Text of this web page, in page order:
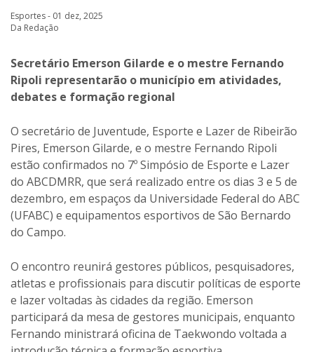
Esportes - 01 dez, 2025
Da Redação
Secretário Emerson Gilarde e o mestre Fernando
Ripoli representarão o município em atividades,
debates e formação regional
O secretário de Juventude, Esporte e Lazer de Ribeirão
Pires, Emerson Gilarde, e o mestre Fernando Ripoli
estão confirmados no 7º Simpósio de Esporte e Lazer
do ABCDMRR, que será realizado entre os dias 3 e 5 de
dezembro, em espaços da Universidade Federal do ABC
(UFABC) e equipamentos esportivos de São Bernardo
do Campo.
O encontro reunirá gestores públicos, pesquisadores,
atletas e profissionais para discutir políticas de esporte
e lazer voltadas às cidades da região. Emerson
participará da mesa de gestores municipais, enquanto
Fernando ministrará oficina de Taekwondo voltada a